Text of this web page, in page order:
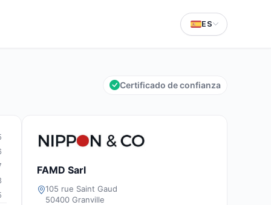
ES
Certificado de confianza
FAMD Sarl
105 rue Saint Gaud
50400 Granville